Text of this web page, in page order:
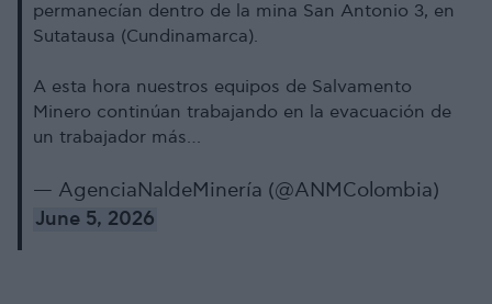
permanecían dentro de la mina San Antonio 3, en
Sutatausa (Cundinamarca).
A esta hora nuestros equipos de Salvamento
Minero continúan trabajando en la evacuación de
un trabajador más…
— AgenciaNaldeMinería (@ANMColombia)
June 5, 2026